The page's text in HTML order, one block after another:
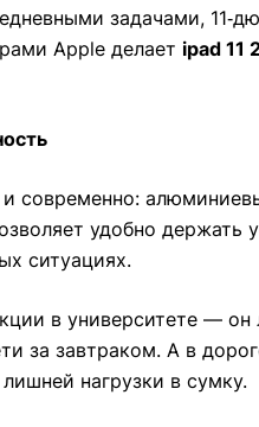
задачами,
Apple делает ipad 11
и современно:
удобно
ситуациях.
в университете —
за завтраком. А в
нагрузки в сумку.